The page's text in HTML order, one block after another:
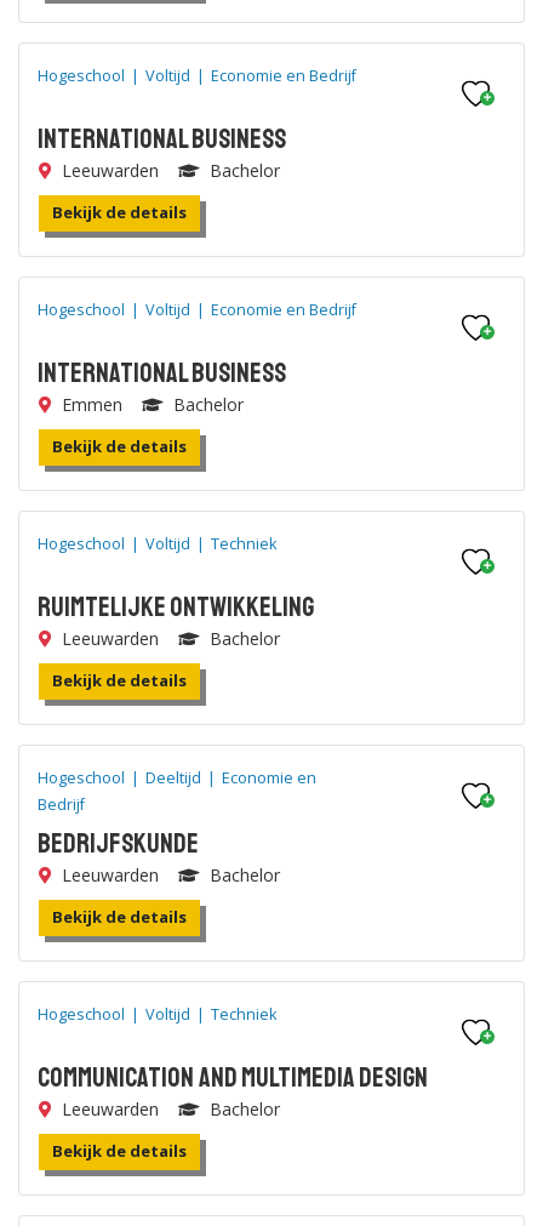
Hogeschool | Voltijd | Economie en Bedrijf
International Business
Leeuwarden Bachelor
Bekijk de details
Hogeschool | Voltijd | Economie en Bedrijf
International Business
Emmen Bachelor
Bekijk de details
Hogeschool | Voltijd | Techniek
Ruimtelijke Ontwikkeling
Leeuwarden Bachelor
Bekijk de details
Hogeschool | Deeltijd | Economie en
Bedrijf
Bedrijfskunde
Leeuwarden Bachelor
Bekijk de details
Hogeschool | Voltijd | Techniek
Communication and Multimedia Design
Leeuwarden Bachelor
Bekijk de details